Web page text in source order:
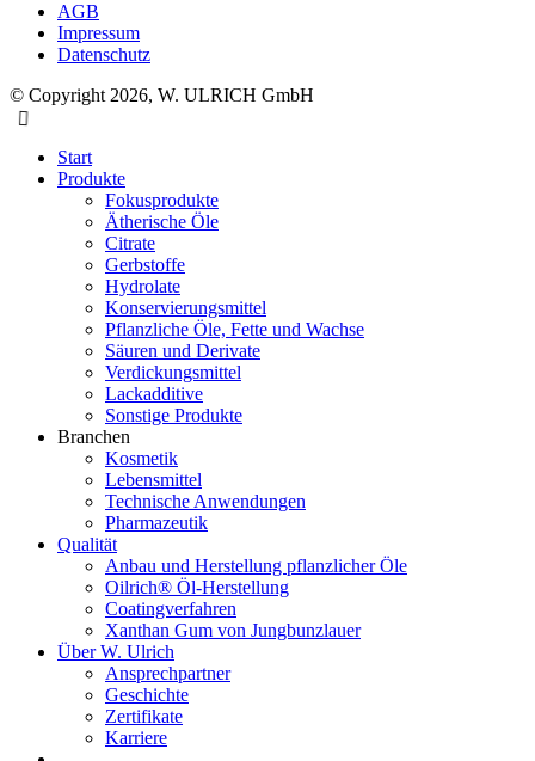
AGB
Impressum
Datenschutz
© Copyright 2026, W. ULRICH GmbH
Start
Produkte
Fokusprodukte
Ätherische Öle
Citrate
Gerbstoffe
Hydrolate
Konservierungsmittel
Pflanzliche Öle, Fette und Wachse
Säuren und Derivate
Verdickungsmittel
Lackadditive
Sonstige Produkte
Branchen
Kosmetik
Lebensmittel
Technische Anwendungen
Pharmazeutik
Qualität
Anbau und Herstellung pflanzlicher Öle
Oilrich® Öl-Herstellung
Coatingverfahren
Xanthan Gum von Jungbunzlauer
Über W. Ulrich
Ansprechpartner
Geschichte
Zertifikate
Karriere